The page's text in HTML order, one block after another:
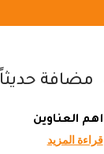
مضافة حديثاً
أهم العناوين
قراءة المزيد